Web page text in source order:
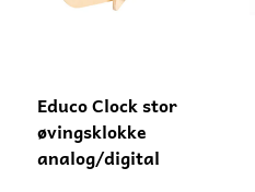
Educo Clock stor
øvingsklokke
analog/digital